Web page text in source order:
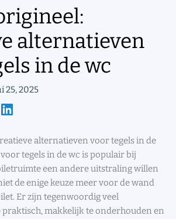
alternatieven
in de wc
25, 2025
alternatieven voor tegels in de
tegels in de wc is populair bij
een andere uitstraling willen
de enige keuze meer voor de wand
Er zijn tegenwoordig veel
makkelijk te onderhouden en